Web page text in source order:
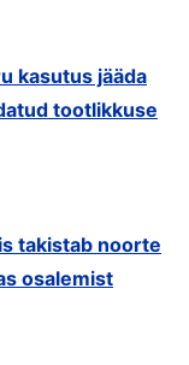
kasutus jääda
tootlikkuse
takistab noorte
osalemist